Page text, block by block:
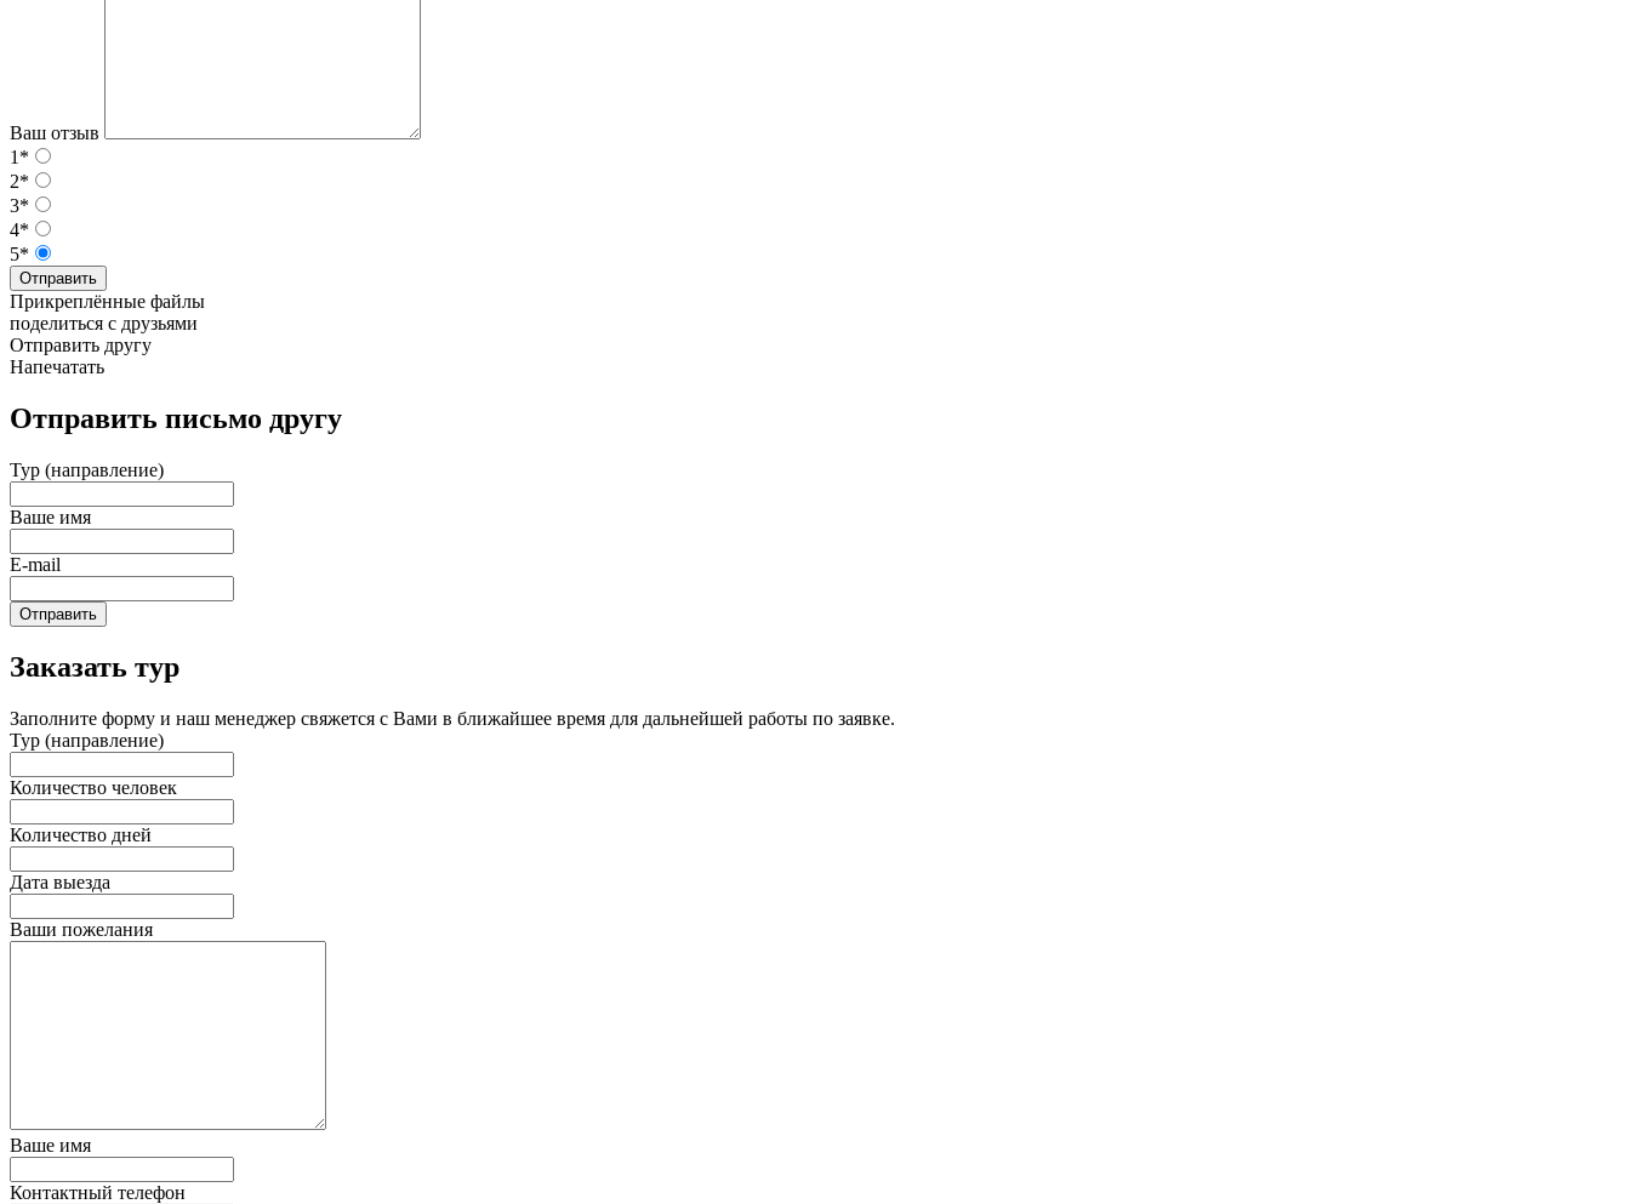
Ваш отзыв
1*
2*
3*
4*
5*
Отправить
Прикреплённые файлы
поделиться с друзьями
Отправить другу
Напечатать
Отправить письмо другу
Тур (направление)
Ваше имя
E-mail
Отправить
Заказать тур
Заполните форму и наш менеджер свяжется с Вами в ближайшее время для дальнейшей работы по заявке.
Тур (направление)
Количество человек
Количество дней
Дата выезда
Ваши пожелания
Ваше имя
Контактный телефон